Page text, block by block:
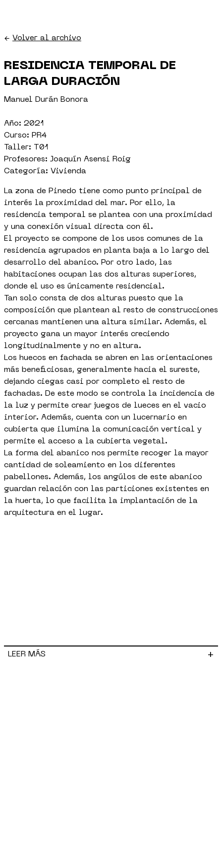
← Volver al archivo
RESIDENCIA TEMPORAL DE
LARGA DURACIÓN
Manuel Durán Bonora
Año: 2021
Curso: PR4
Taller: T01
Profesores: Joaquín Asensi Roig
Categoría: Vivienda
La zona de Pinedo tiene como punto principal de
interés la proximidad del mar. Por ello, la
residencia temporal se plantea con una proximidad
y una conexión visual directa con él.
El proyecto se compone de los usos comunes de la
residencia agrupados en planta baja a lo largo del
desarrollo del abanico. Por otro lado, las
habitaciones ocupan las dos alturas superiores,
donde el uso es únicamente residencial.
Tan solo consta de dos alturas puesto que la
composición que plantean al resto de construcciones
cercanas mantienen una altura similar. Además, el
proyecto gana un mayor interés creciendo
longitudinalmente y no en altura.
Los huecos en fachada se abren en las orientaciones
más beneficiosas, generalmente hacia el sureste,
dejando ciegas casi por completo el resto de
fachadas. De este modo se controla la incidencia de
la luz y permite crear juegos de lueces en el vacio
interior. Además, cuenta con un lucernario en
cubierta que ilumina la comunicación vertical y
permite el acceso a la cubierta vegetal.
La forma del abanico nos permite recoger la mayor
cantidad de soleamiento en los diferentes
pabellones. Además, los angúlos de este abanico
guardan relación con las particiones existentes en
la huerta, lo que facilita la implantación de la
arquitectura en el lugar.
LEER MÁS +